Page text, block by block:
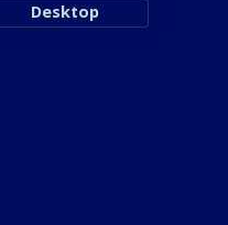
Desktop